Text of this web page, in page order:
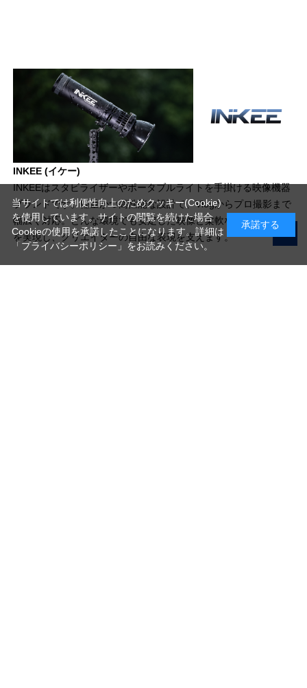
INKEE (イケー)
INKEEはスタビライザーやポータブルライトを手掛ける映像機器
ブランドです。軽量かつ高性能な設計で、Vlogからプロ撮影まで
幅広く対応。どんな環境でも安定した映像と柔軟なライティング
を実現し、クリエイターの自由な表現を支えます。
当サイトでは利便性向上のためクッキー(Cookie)
を使用しています。サイトの閲覧を続けた場合
Cookieの使用を承諾したことになります。詳細は
「プライバシーポリシー」 をお読みください。
承諾する